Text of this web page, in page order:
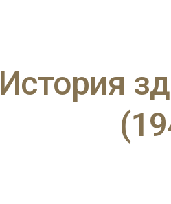
История